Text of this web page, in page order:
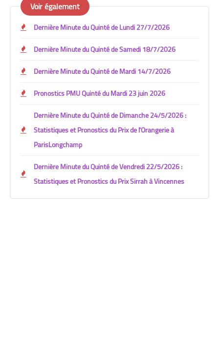
Voir également
Dernière Minute du Quinté de Lundi 27/7/2026
Dernière Minute du Quinté de Samedi 18/7/2026
Dernière Minute du Quinté de Mardi 14/7/2026
Pronostics PMU Quinté du Mardi 23 juin 2026
Dernière Minute du Quinté de Dimanche 24/5/2026 :
Statistiques et Pronostics du Prix de l'Orangerie à
ParisLongchamp
Dernière Minute du Quinté de Vendredi 22/5/2026 :
Statistiques et Pronostics du Prix Sirrah à Vincennes